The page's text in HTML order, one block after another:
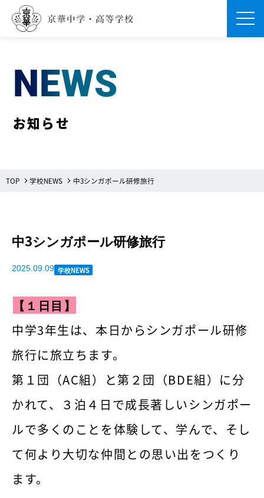
NEWS
お知らせ
TOP 学校NEWS 中3シンガポール研修旅行
中3シンガポール研修旅行
2025.09.09 学校NEWS
【１日目】
中学3年生は、本日からシンガポール研修
旅行に旅立ちます。
第１団（AC組）と第２団（BDE組）に分
かれて、３泊４日で成長著しいシンガポー
ルで多くのことを体験して、学んで、そし
て何より大切な仲間との思い出をつくり
ます。